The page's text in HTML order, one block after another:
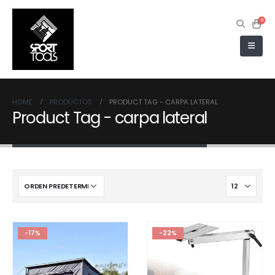
0
HOME PRODUCTOS PRODUCT TAG - CARPA LATERAL
Product Tag - carpa lateral
-17% -22%